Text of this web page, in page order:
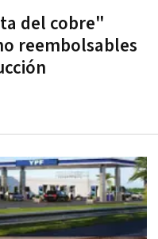
del cobre"
reembolsables